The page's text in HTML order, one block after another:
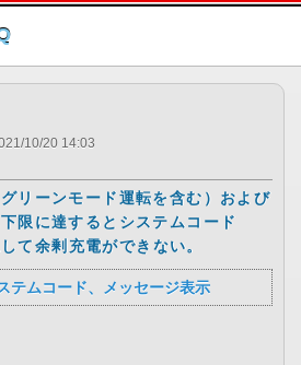
このページの本文へ
10/20 14:03
リーンモード運転を含む）および
限に達するとシステムコード
て余剰充電ができない。
テムコード、メッセージ表示